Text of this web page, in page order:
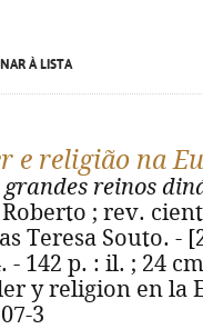
À LISTA
e religião na
reinos
Roberto ; rev.
Teresa Souto. -
- 142 p. : il. ; 24
y religion en la
3